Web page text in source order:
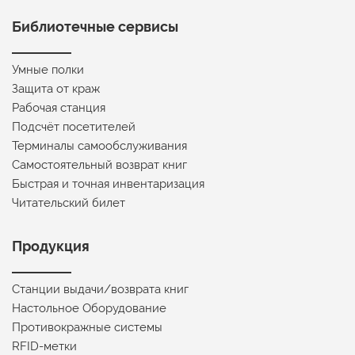
Библиотечные сервисы
Умные полки
Защита от краж
Рабочая станция
Подсчёт посетителей
Терминалы самообслуживания
Самостоятельный возврат книг
Быстрая и точная инвентаризация
Читательский билет
Продукция
Станции выдачи/возврата книг
Настольное Оборудование
Противокражные системы
RFID-метки